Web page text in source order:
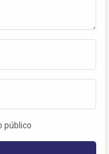
público